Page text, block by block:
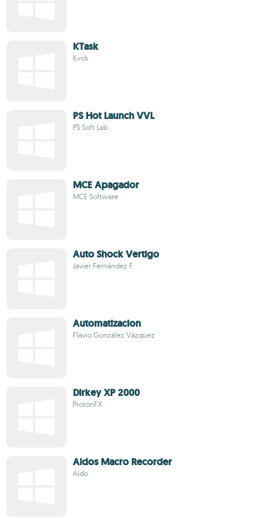
KTask
Kirck
PS Hot Launch VVL
PS Soft Lab
MCE Apagador
MCE Software
Auto Shock Vertigo
Javier Fernández F
Automatizacion
Flavio González Vázquez
Dirkey XP 2000
ProtonFX
Aldos Macro Recorder
Aldo